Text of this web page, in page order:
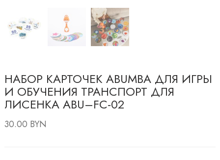
НАБОР КАРТОЧЕК ABUMBA ДЛЯ ИГРЫ
И ОБУЧЕНИЯ ТРАНСПОРТ ДЛЯ
ЛИСЕНКА ABU–FC-02
30.00 BYN